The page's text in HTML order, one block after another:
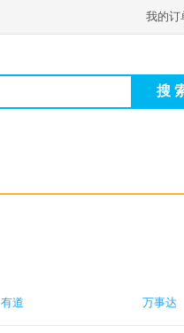
我的订
有道 万事达